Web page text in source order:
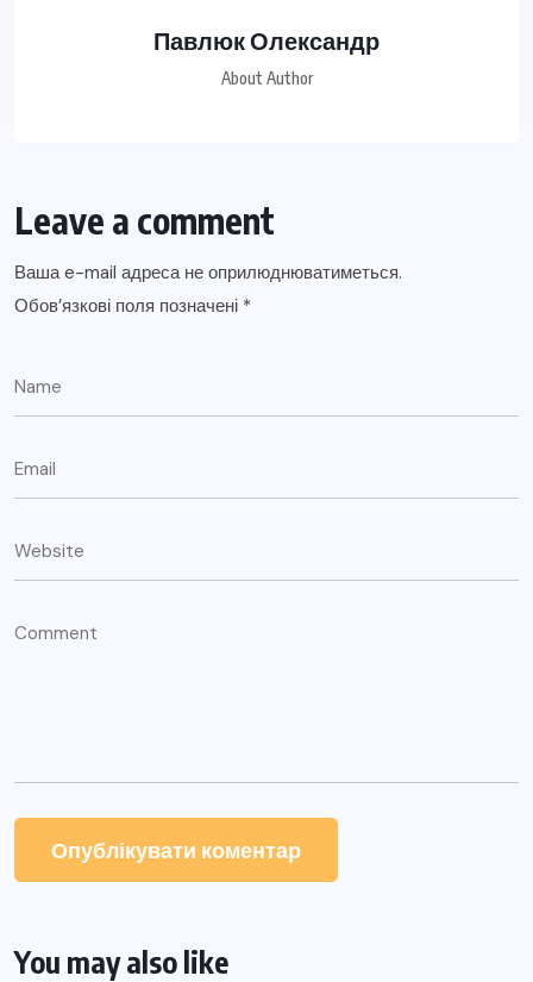
Павлюк Олександр
About Author
Leave a comment
Ваша e-mail адреса не оприлюднюватиметься.
Обов’язкові поля позначені *
You may also like